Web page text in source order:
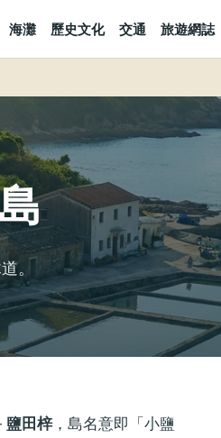
海灘 歷史文化 交通 旅遊網誌
。
鹽田梓，島名意即「小鹽